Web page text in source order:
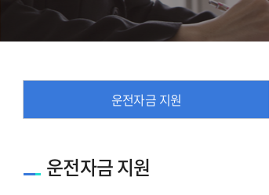
운전자금 지원
운전자금 지원